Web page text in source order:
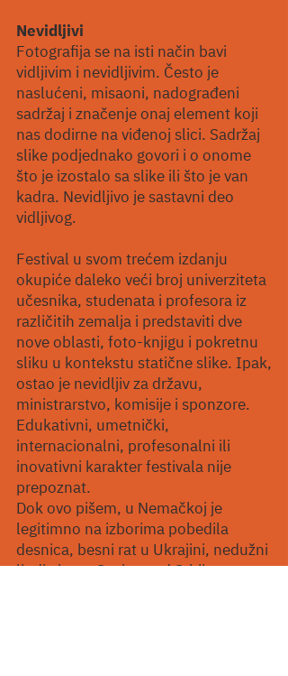
Nevidljivi
Fotografija se na isti način bavi
vidljivim i nevidljivim. Često je
naslućeni, misaoni, nadograđeni
sadržaj i značenje onaj element koji
nas dodirne na viđenoj slici. Sadržaj
slike podjednako govori i o onome
što je izostalo sa slike ili što je van
kadra. Nevidljivo je sastavni deo
vidljivog.
Festival u svom trećem izdanju
okupiće daleko veći broj univerziteta
učesnika, studenata i profesora iz
različitih zemalja i predstaviti dve
nove oblasti, foto-knjigu i pokretnu
sliku u kontekstu statične slike. Ipak,
ostao je nevidljiv za državu,
ministrarstvo, komisije i sponzore.
Edukativni, umetnički,
internacionalni, profesonalni ili
inovativni karakter festivala nije
prepoznat.
Dok ovo pišem, u Nemačkoj je
legitimno na izborima pobedila
desnica, besni rat u Ukrajini, nedužni
ljudi ginu u Gazi, a nad Srbijom se